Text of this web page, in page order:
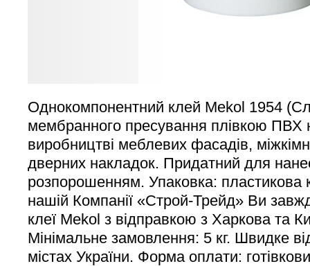
Однокомпонентний клей Mekol 1954
мембранного пресування плівкою
виробництві меблевих фасадів,
дверних накладок. Придатний для
розпорошенням. Упаковка: пластикова
нашій Компанії «Строй-Трейд» Ви
клеї Mekol з відправкою з Харкова та
Мінімальне замовлення: 5 кг. Швидке
містах України. Форма оплати: